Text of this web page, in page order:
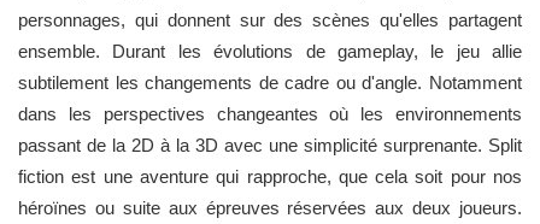
personnages, qui donnent sur des scènes qu'elles partagent
ensemble. Durant les évolutions de gameplay, le jeu allie
subtilement les changements de cadre ou d'angle. Notamment
dans les perspectives changeantes où les environnements
passant de la 2D à la 3D avec une simplicité surprenante. Split
fiction est une aventure qui rapproche, que cela soit pour nos
héroïnes ou suite aux épreuves réservées aux deux joueurs.